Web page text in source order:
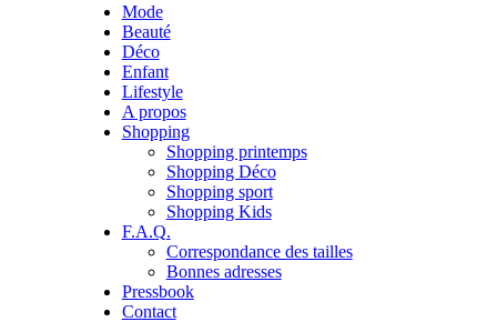
Mode
Beauté
Déco
Enfant
Lifestyle
A propos
Shopping
Shopping printemps
Shopping Déco
Shopping sport
Shopping Kids
F.A.Q.
Correspondance des tailles
Bonnes adresses
Pressbook
Contact